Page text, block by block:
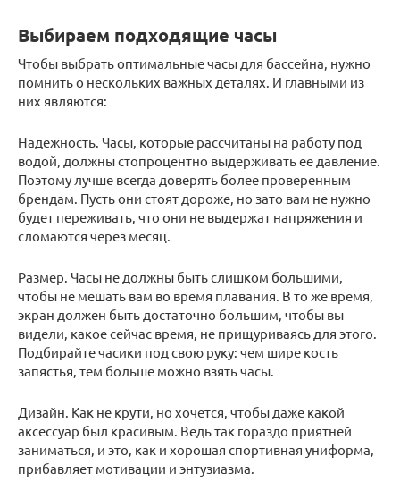
Выбираем подходящие часы
Чтобы выбрать оптимальные часы для бассейна, нужно
помнить о нескольких важных деталях. И главными из
них являются:
Надежность. Часы, которые рассчитаны на работу под
водой, должны стопроцентно выдерживать ее давление.
Поэтому лучше всегда доверять более проверенным
брендам. Пусть они стоят дороже, но зато вам не нужно
будет переживать, что они не выдержат напряжения и
сломаются через месяц.
Размер. Часы не должны быть слишком большими,
чтобы не мешать вам во время плавания. В то же время,
экран должен быть достаточно большим, чтобы вы
видели, какое сейчас время, не прищуриваясь для этого.
Подбирайте часики под свою руку: чем шире кость
запястья, тем больше можно взять часы.
Дизайн. Как не крути, но хочется, чтобы даже какой
аксессуар был красивым. Ведь так гораздо приятней
заниматься, и это, как и хорошая спортивная униформа,
прибавляет мотивации и энтузиазма.